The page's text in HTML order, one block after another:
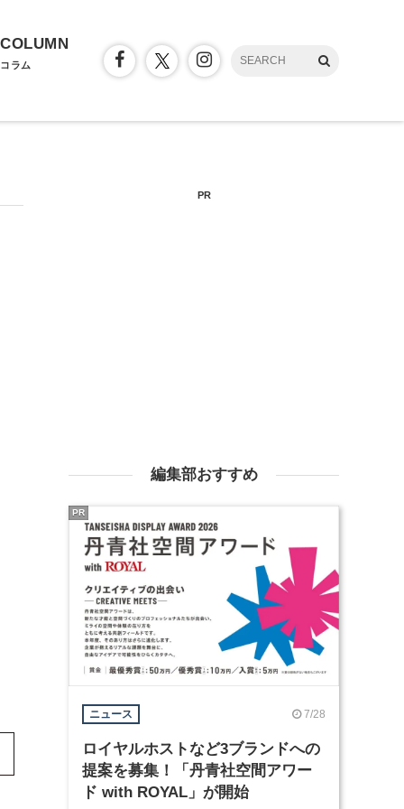
COLUMN
コラム
PR
編集部おすすめ
ニュース 7/28
ロイヤルホストなど3ブランドへの
提案を募集！「丹青社空間アワー
ド with ROYAL」が開始
PR